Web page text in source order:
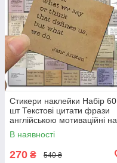
Стикери наклейки Набір 60
шт Текстові цитати фрази
англійською мотиваційні на
телефон закладки наліпки
eng
В наявності
270 ₴ 540 ₴